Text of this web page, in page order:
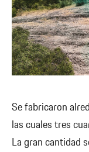
Se fabricaron
las cuales tres
La gran cantidad